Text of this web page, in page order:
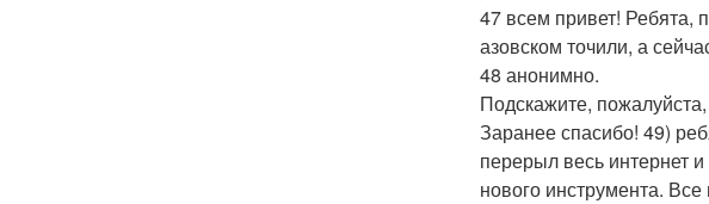
47 всем привет! Ребята,
азовском точили, а
48 анонимно.
Подскажите,
Заранее спасибо! 49)
перерыл весь интернет
нового инструмента.